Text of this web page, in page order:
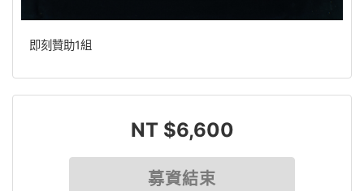
即刻贊助1組
NT $6,600
募資結束